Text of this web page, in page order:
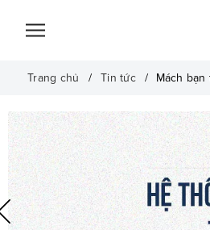
Trang chủ Tin tức Mách